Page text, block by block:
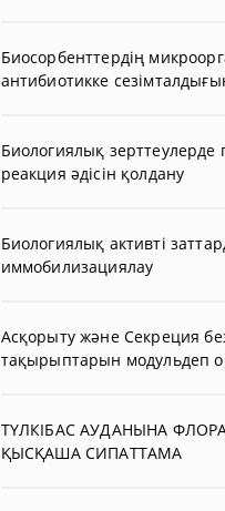
Биосорбенттердің
антибиотикке
Биологиялық зерттеулерде
реакция әдісін қолдану
Биологиялық активті
иммобилизациялау
Асқорыту және Секреция
тақырыптарын модульдеп
ТҮЛКІБАС АУДАНЫНА
ҚЫСҚАША СИПАТТАМА